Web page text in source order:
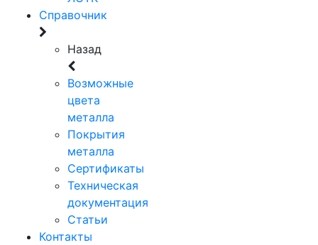
Справочник
Назад
Возможные
цвета
металла
Покрытия
металла
Сертификаты
Техническая
документация
Статьи
Контакты